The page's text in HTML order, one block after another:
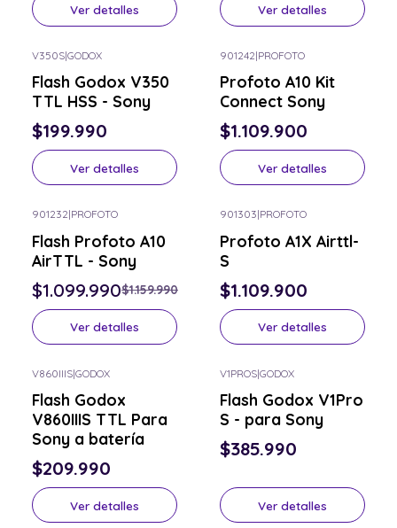
Ver detalles Ver detalles
V350S|GODOX
Flash Godox V350
TTL HSS - Sony
$199.990
Ver detalles
901242|PROFOTO
Profoto A10 Kit
Connect Sony
$1.109.900
Ver detalles
Consulta por el tuyo
901232|PROFOTO
Flash Profoto A10
AirTTL - Sony
$1.099.990$1.159.990
Ver detalles
901303|PROFOTO
Profoto A1X Airttl-
S
$1.109.900
Ver detalles
V860IIIS|GODOX
Flash Godox
V860IIIS TTL Para
Sony a batería
$209.990
Ver detalles
V1PROS|GODOX
Flash Godox V1Pro
S - para Sony
$385.990
Ver detalles